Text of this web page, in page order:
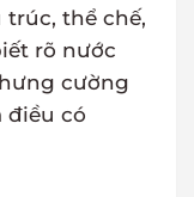
thể chế,
rõ nước
cường
điều có